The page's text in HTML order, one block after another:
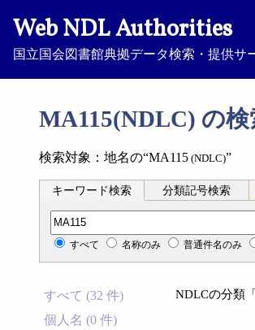
Web NDL Authorities
国立国会図書館典拠データ検索・提供サ
MA115(NDLC) の検
検索対象：地名の“MA115 (NDLC)”
キーワード検索 分類記号検索
分類記号検索
すべて 名称のみ 普通件名のみ
すべて (32 件)
個人名 (0 件)
NDLCの分類